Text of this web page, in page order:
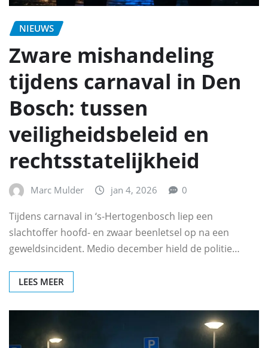
NIEUWS
Zware mishandeling
tijdens carnaval in Den
Bosch: tussen
veiligheidsbeleid en
rechtsstatelijkheid
Marc Mulder jan 4, 2026 0
Tijdens carnaval in ‘s-Hertogenbosch liep een
slachtoffer hoofd- en zwaar beenletsel op na een
geweldsincident. Medio december hield de politie…
LEES MEER